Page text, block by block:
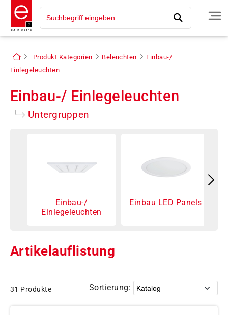
Produkt Kategorien Beleuchten
Einbau-/
Einlegeleuchten
Einbau-/ Einlegeleuchten
Untergruppen
Einbau-/
Einlegeleuchten
Einbau LED Panels
Artikelauflistung
31 Produkte Sortierung: